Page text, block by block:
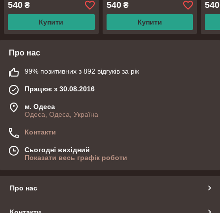
таймер, пульт та
батарейки
540 ₴
Купити
режими, пульт
540₴
Купити
540
Про нас
99% позитивних з 892 відгуків за рік
Працює з 30.08.2016
м. Одеса
Одеса, Одеса, Україна
Контакти
Сьогодні вихідний
Показати весь графік роботи
Про нас